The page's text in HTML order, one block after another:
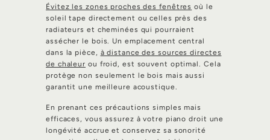
Évitez les zones proches des fenêtres où le
soleil tape directement ou celles près des
radiateurs et cheminées qui pourraient
assécher le bois. Un emplacement central
dans la pièce, à distance des sources directes
de chaleur ou froid, est souvent optimal. Cela
protège non seulement le bois mais aussi
garantit une meilleure acoustique.
En prenant ces précautions simples mais
efficaces, vous assurez à votre piano droit une
longévité accrue et conservez sa sonorité